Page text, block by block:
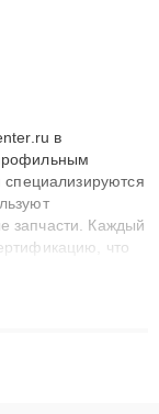
в
запчасти. Каждый
что
до 3 лет.